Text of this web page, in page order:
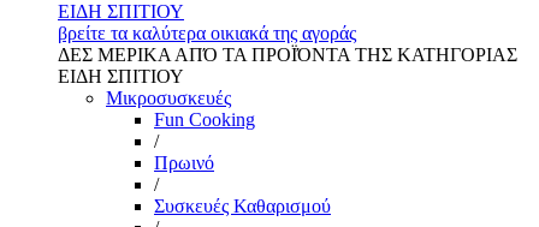
ΕΙΔΗ ΣΠΙΤΙΟΥ
βρείτε τα καλύτερα οικιακά της αγοράς
ΔΕΣ ΜΕΡΙΚΑ ΑΠΌ ΤΑ ΠΡΟΪΌΝΤΑ ΤΗΣ ΚΑΤΗΓΟΡΙΑΣ
ΕΙΔΗ ΣΠΙΤΙΟΥ
Μικροσυσκευές
Fun Cooking
/
Πρωινό
/
Συσκευές Καθαρισμού